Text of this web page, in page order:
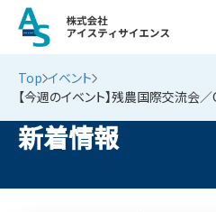
Top イベント
【今週のイベント】残農国際交流会
新着情報